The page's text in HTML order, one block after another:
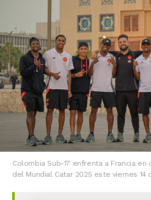
Colombia Sub-17 enfrenta a Francia
del Mundial Catar 2025 este viernes 14